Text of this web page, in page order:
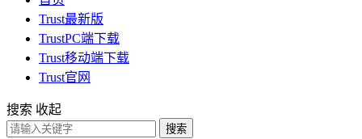
Trust最新版
TrustPC端下载
Trust移动端下载
Trust官网
搜索 收起
搜索